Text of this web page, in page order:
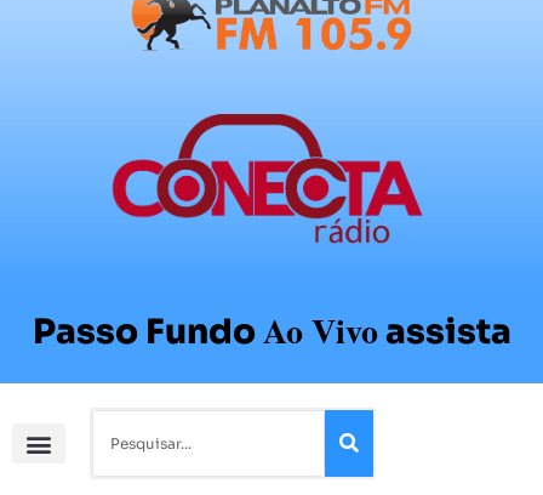
Passo FundoAo Vivoassista